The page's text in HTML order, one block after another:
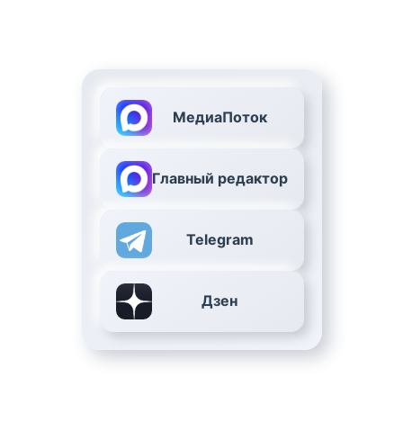
МедиаПоток
Главный редактор
Telegram
Дзен